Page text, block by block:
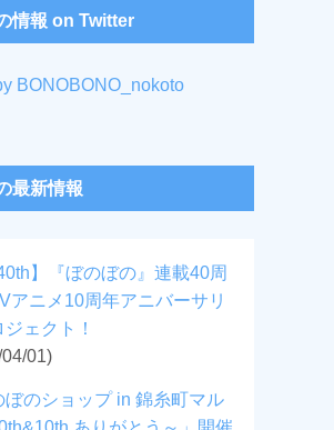
情報 on Twitter
BONOBONO_nokoto
最新情報
】『ぼのぼの』連載40周
アニメ10周年アニバーサリ
ェクト！
01)
ぼのショップ in 錦糸町マル